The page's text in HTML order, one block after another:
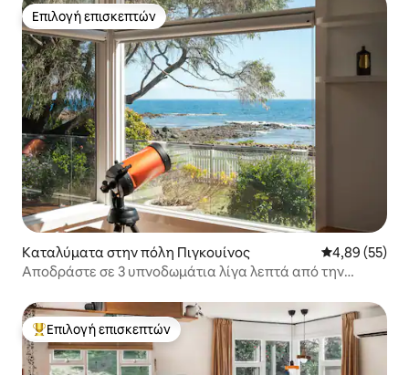
Επιλογή επισκεπτών
Επιλογή επισκεπτών
Καταλύματα στην πόλη Πιγκουίνος Μέση
4,89 (55)
Αποδράστε σε 3 υπνοδωμάτια λίγα λεπτά από την
Κορυφαία επιλογή επισκεπτών
Επιλογή επισκεπτών